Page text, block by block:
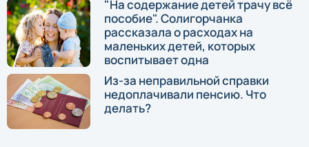
"На содержание детей трачу всё
пособие". Солигорчанка
рассказала о расходах на
маленьких детей, которых
воспитывает одна
Из-за неправильной справки
недоплачивали пенсию. Что
делать?